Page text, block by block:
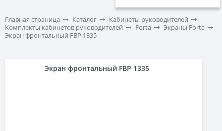
Главная страница Каталог
Кабинеты руководителей
Комплекты кабинетов руководителей
Forta
Экраны Forta
Экран фронтальный FBP 1335
Экран фронтальный FBP 1335